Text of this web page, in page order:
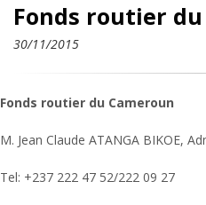
Fonds routier
30/11/2015
Fonds routier du Cameroun
M. Jean Claude ATANGA BIKOE,
Tel: +237 222 47 52/222 09 27